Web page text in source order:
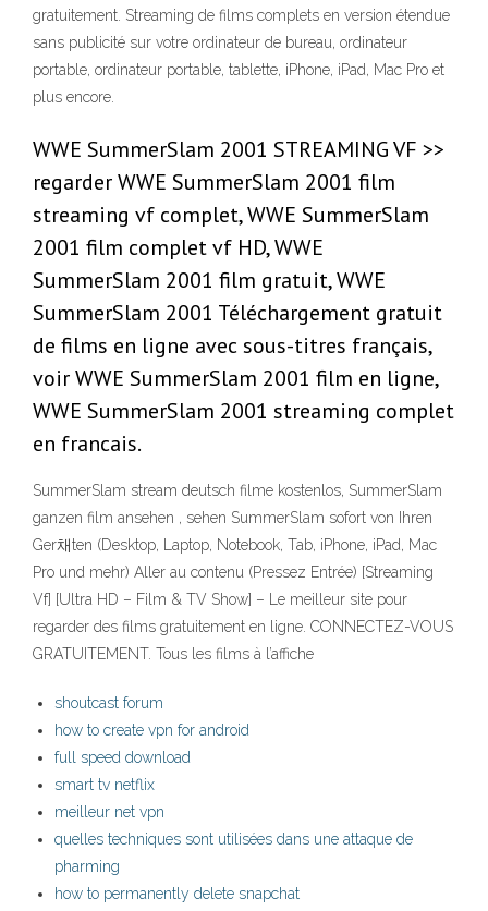
gratuitement. Streaming de films complets en version étendue
sans publicité sur votre ordinateur de bureau, ordinateur
portable, ordinateur portable, tablette, iPhone, iPad, Mac Pro et
plus encore.
WWE SummerSlam 2001 STREAMING VF >>
regarder WWE SummerSlam 2001 film
streaming vf complet, WWE SummerSlam
2001 film complet vf HD, WWE
SummerSlam 2001 film gratuit, WWE
SummerSlam 2001 Téléchargement gratuit
de films en ligne avec sous-titres français,
voir WWE SummerSlam 2001 film en ligne,
WWE SummerSlam 2001 streaming complet
en francais.
SummerSlam stream deutsch filme kostenlos, SummerSlam
ganzen film ansehen , sehen SummerSlam sofort von Ihren
Ger채ten (Desktop, Laptop, Notebook, Tab, iPhone, iPad, Mac
Pro und mehr) Aller au contenu (Pressez Entrée) [Streaming
Vf] [Ultra HD – Film & TV Show] – Le meilleur site pour
regarder des films gratuitement en ligne. CONNECTEZ-VOUS
GRATUITEMENT. Tous les films à l’affiche
shoutcast forum
how to create vpn for android
full speed download
smart tv netflix
meilleur net vpn
quelles techniques sont utilisées dans une attaque de
pharming
how to permanently delete snapchat